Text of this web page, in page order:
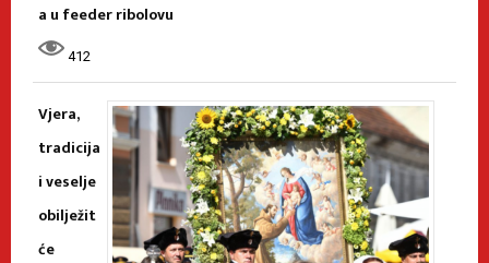
a u feeder ribolovu
412
Vjera,
tradicija
i veselje
obilježit
će